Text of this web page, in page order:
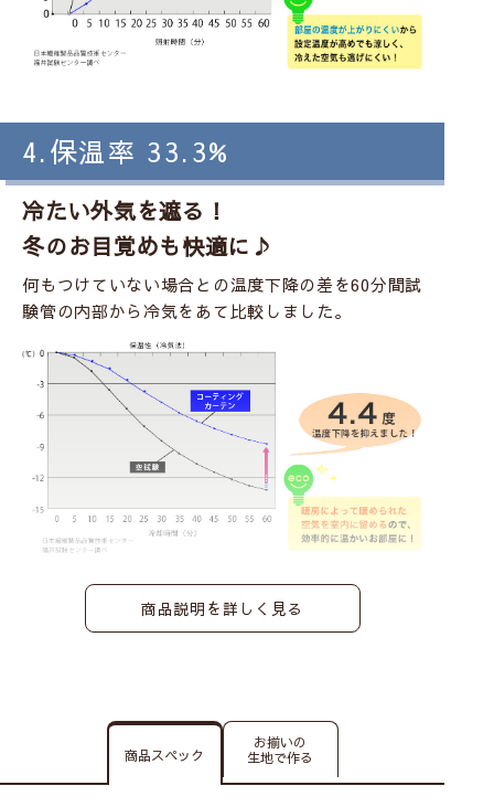
4.保温率 33.3%
冷たい外気を遮る！
冬のお目覚めも快適に♪
何もつけていない場合との温度下降の差を60分間試
験管の内部から冷気をあて比較しました。
商品説明を詳しく見る
商品スペック
お揃いの
生地で作る